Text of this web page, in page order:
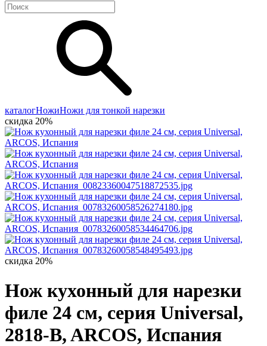
каталогНожиНожи для тонкой нарезки
скидка 20%
скидка 20%
Нож кухонный для нарезки
филе 24 см, серия Universal,
2818-B, ARCOS, Испания